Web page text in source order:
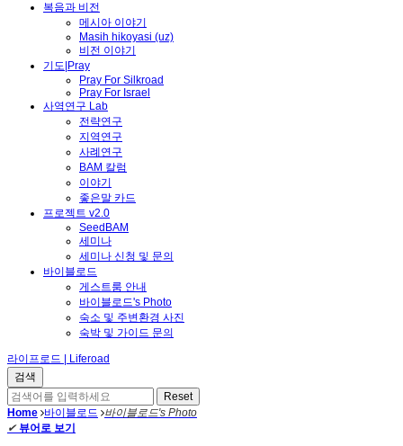
복음과 비전
메시아 이야기
Masih hikoyasi (uz)
비전 이야기
기도|Pray
Pray For Silkroad
Pray For Israel
사역연구 Lab
전략연구
지역연구
사례연구
BAM 칼럼
이야기
좋은말 카드
프로젝트 v2.0
SeedBAM
세미나
세미나 신청 및 문의
바이블로드
게스트룸 안내
바이블로드's Photo
숙소 및 주변환경 사진
숙박 및 가이드 문의
라이프로드 | Liferoad
Home 바이블로드
바이블로드's Photo
✔ 뷰어로 보기